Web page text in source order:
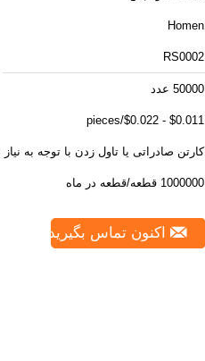
Homen
RS0002
50000 عدد
$0.011 - $0.022/pieces
کارتن صادراتی یا تاول زدن با توجه به
1000000 قطعه/قطعه در ماه
اکنون تماس بگیرید